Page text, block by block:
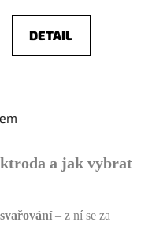
DETAIL
a jak vybrat
– z ní se za